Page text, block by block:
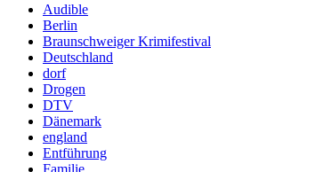
Audible
Berlin
Braunschweiger Krimifestival
Deutschland
dorf
Drogen
DTV
Dänemark
england
Entführung
Familie